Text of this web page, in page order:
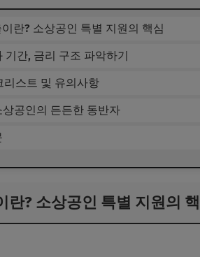
란? 소상공인 특별 지원의 핵심
기간, 금리 구조 파악하기
리스트 및 유의사항
공인의 든든한 동반자
란? 소상공인 특별 지원의